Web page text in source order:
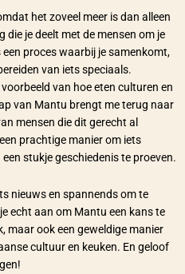
het zoveel meer is dan alleen
die je deelt met de mensen om je
proces waarbij je samenkomt,
van iets speciaals.
van hoe eten culturen en
van Mantu brengt me terug naar
mensen die dit gerecht al
prachtige manier om iets
stukje geschiedenis te proeven.
nieuws en spannends om te
echt aan om Mantu een kans te
maar ook een geweldige manier
cultuur en keuken. En geloof